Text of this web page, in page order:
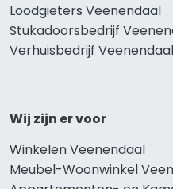
Loodgieters Veenendaal
Stukadoorsbedrijf
Verhuisbedrijf Veenendaal
Wij zijn er voor
Winkelen Veenendaal
Meubel-Woonwinkel